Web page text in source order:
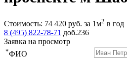
Стоимость: 74 420 руб. за 1м2 в год
8 (495) 822-78-71 доб.236
Заявка на просмотр
*ФИО